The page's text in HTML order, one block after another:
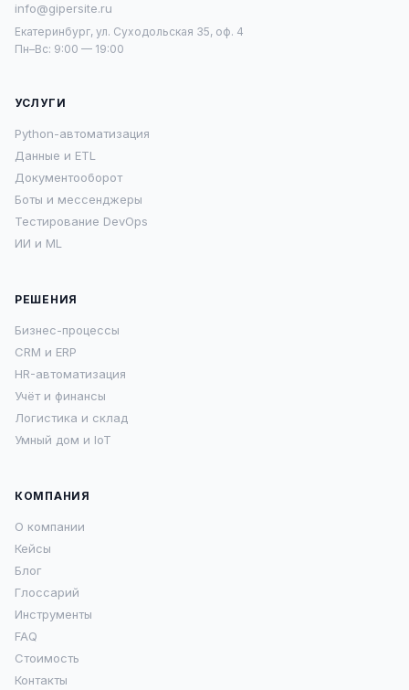
info@gipersite.ru
Екатеринбург, ул. Суходольская 35, оф. 4
Пн–Вс: 9:00 — 19:00
УСЛУГИ
Python-автоматизация
Данные и ETL
Документооборот
Боты и мессенджеры
Тестирование DevOps
ИИ и ML
РЕШЕНИЯ
Бизнес-процессы
CRM и ERP
HR-автоматизация
Учёт и финансы
Логистика и склад
Умный дом и IoT
КОМПАНИЯ
О компании
Кейсы
Блог
Глоссарий
Инструменты
FAQ
Стоимость
Контакты